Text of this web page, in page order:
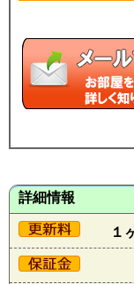
詳細情報
１